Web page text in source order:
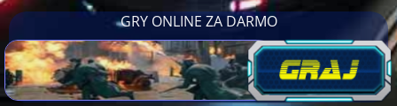
GRY ONLINE ZA DARMO